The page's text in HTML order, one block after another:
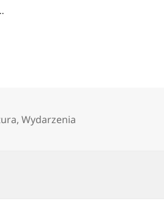
,Wydarzenia